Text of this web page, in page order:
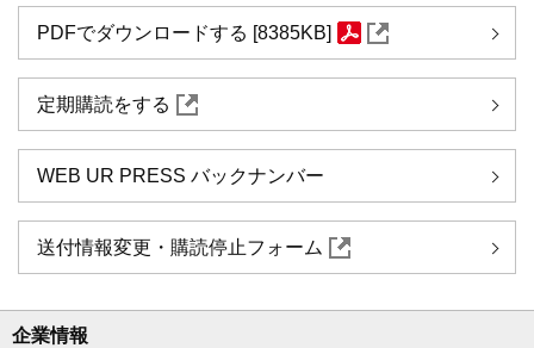
PDFでダウンロードする [8385KB]
定期購読をする
WEB UR PRESS バックナンバー
送付情報変更・購読停止フォーム
企業情報